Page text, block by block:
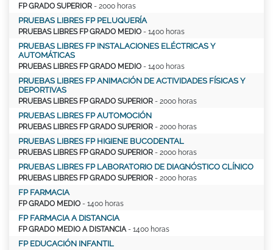
FP GRADO SUPERIOR - 2000 horas
PRUEBAS LIBRES FP PELUQUERÍA
PRUEBAS LIBRES FP GRADO MEDIO - 1400 horas
PRUEBAS LIBRES FP INSTALACIONES ELÉCTRICAS Y
AUTOMÁTICAS
PRUEBAS LIBRES FP GRADO MEDIO - 1400 horas
PRUEBAS LIBRES FP ANIMACIÓN DE ACTIVIDADES FÍSICAS Y
DEPORTIVAS
PRUEBAS LIBRES FP GRADO SUPERIOR - 2000 horas
PRUEBAS LIBRES FP AUTOMOCIÓN
PRUEBAS LIBRES FP GRADO SUPERIOR - 2000 horas
PRUEBAS LIBRES FP HIGIENE BUCODENTAL
PRUEBAS LIBRES FP GRADO SUPERIOR - 2000 horas
PRUEBAS LIBRES FP LABORATORIO DE DIAGNÓSTICO CLÍNICO
PRUEBAS LIBRES FP GRADO SUPERIOR - 2000 horas
FP FARMACIA
FP GRADO MEDIO - 1400 horas
FP FARMACIA A DISTANCIA
FP GRADO MEDIO A DISTANCIA - 1400 horas
FP EDUCACIÓN INFANTIL